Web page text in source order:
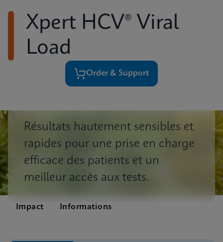
Xpert HCV® Viral
Load
Order & Support
Résultats hautement sensibles et
rapides pour une prise en charge
efficace des patients et un
meilleur accès aux tests.
Impact Informations